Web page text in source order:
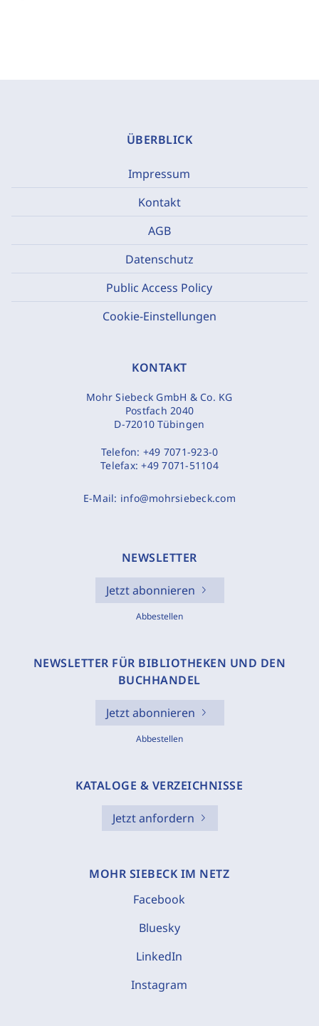
ÜBERBLICK
Impressum
Kontakt
AGB
Datenschutz
Public Access Policy
Cookie-Einstellungen
KONTAKT
Mohr Siebeck GmbH & Co. KG
Postfach 2040
D-72010 Tübingen
Telefon: +49 7071-923-0
Telefax:+49 7071-51104
E-Mail: info@mohrsiebeck.com
NEWSLETTER
Jetzt abonnieren
Abbestellen
NEWSLETTER FÜR BIBLIOTHEKEN UND DEN
BUCHHANDEL
Jetzt abonnieren
Abbestellen
KATALOGE & VERZEICHNISSE
Jetzt anfordern
MOHR SIEBECK IM NETZ
Facebook
Bluesky
LinkedIn
Instagram